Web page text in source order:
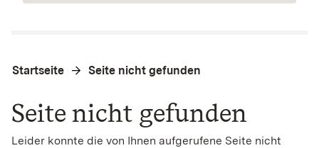
Startseite Seite nicht gefunden
Seite nicht gefunden
Leider konnte die von Ihnen aufgerufene Seite nicht